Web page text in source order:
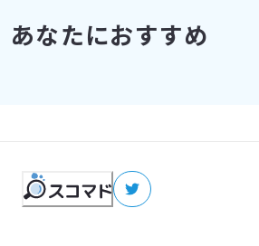
あなたにおすすめ